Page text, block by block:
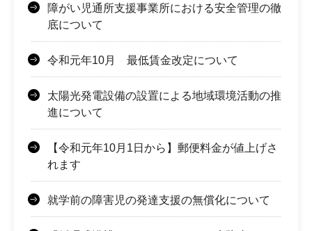
障がい児通所支援事業所における安全管理の徹
底について
令和元年10月 最低賃金改定について
太陽光発電設備の設置による地域環境活動の推
進について
【令和元年10月1日から】郵便料金が値上げさ
れます
就学前の障害児の発達支援の無償化について